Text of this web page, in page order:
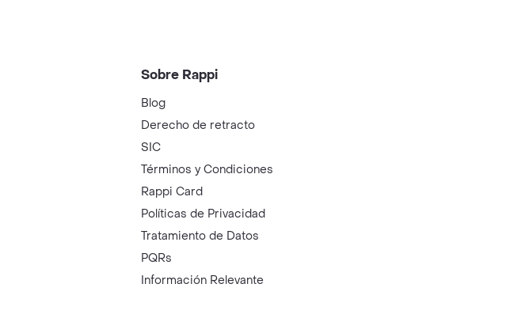
Sobre Rappi
Blog
Derecho de retracto
SIC
Términos y Condiciones
Rappi Card
Políticas de Privacidad
Tratamiento de Datos
PQRs
Información Relevante